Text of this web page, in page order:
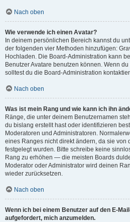
Nach oben
Wie verwende ich einen Avatar?
In deinem persönlichen Bereich kannst du
der folgenden vier Methoden hinzufügen:
Hochladen. Die Board-Administration kann
Benutzer Avatare benutzen können. Wenn
solltest du die Board-Administration
Nach oben
Was ist mein Rang und wie kann ich ihn
Ränge, die unter deinem Benutzernamen
du bislang erstellt hast oder identifizieren
Moderatoren und Administratoren.
eines Ranges nicht direkt ändern, da sie von
festgelegt wurden. Bitte schreibe keine
Rang zu erhöhen — die meisten Boards
Moderator oder Administrator wird deinen
wieder zurücksetzen.
Nach oben
Wenn ich bei einem Benutzer auf den E-
aufgefordert, mich anzumelden.